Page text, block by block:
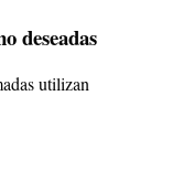
deseadas
utilizan